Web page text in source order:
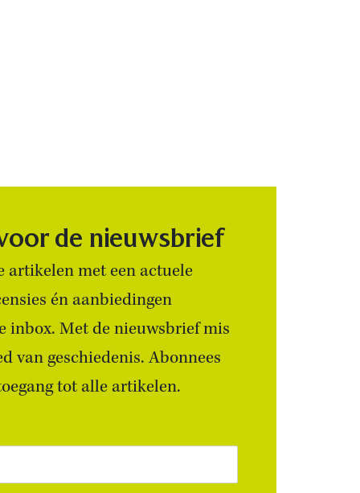
de nieuwsbrief
artikelen met een actuele
én aanbiedingen
inbox. Met de nieuwsbrief mis
van geschiedenis. Abonnees
tot alle artikelen.